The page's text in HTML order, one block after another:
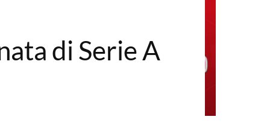
di Serie A